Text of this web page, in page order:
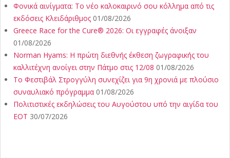
Φονικά αινίγματα: Το νέο καλοκαιρινό σου κόλλημα από τις
εκδόσεις Κλειδάριθμος 01/08/2026
Greece Race for the Cure® 2026: Οι εγγραφές άνοιξαν
01/08/2026
Norman Hyams: Η πρώτη διεθνής έκθεση ζωγραφικής του
καλλιτέχνη ανοίγει στην Πάτμο στις 12/08 01/08/2026
Το Φεστιβάλ Στρογγύλη συνεχίζει για 9η χρονιά με πλούσιο
συναυλιακό πρόγραμμα 01/08/2026
Πολιτιστικές εκδηλώσεις του Αυγούστου υπό την αιγίδα του
ΕΟΤ 30/07/2026